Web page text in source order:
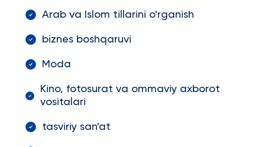
Arab va Islom tillarini o'rganish
biznes boshqaruvi
Moda
Kino, fotosurat va ommaviy axborot
vositalari
tasviriy san'at